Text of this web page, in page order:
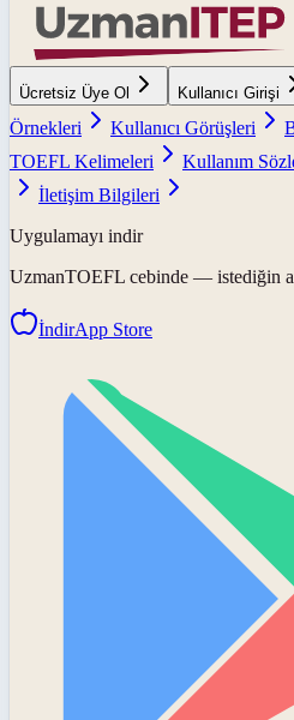
Ücretsiz Üye Ol Kullanıcı Girişi
Örnekleri
Kullanıcı Görüşleri
TOEFL Kelimeleri
Kullanım
İletişim Bilgileri
Uygulamayı indir
UzmanTOEFL cebinde — istediğin
İndirApp Store